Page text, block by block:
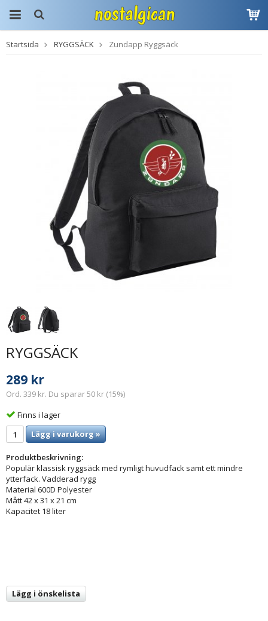
Produkten har blivit
tillagd i varukorgen
Startsida RYGGSÄCK Zundapp Ryggsäck
RYGGSÄCK
289 kr
Ord. 339 kr. Du sparar 50 kr (15%)
Finns i lager
Lägg i varukorg »
Produktbeskrivning:
Populär klassisk ryggsäck med rymligt huvudfack samt ett mindre
ytterfack. Vadderad rygg
Material 600D Polyester
Mått 42 x 31 x 21 cm
Kapacitet 18 liter
Lägg i önskelista